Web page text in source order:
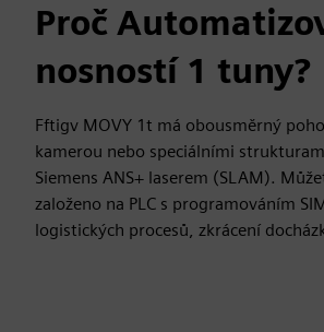
Proč
nosností 1 tuny?
Fftigv MOVY 1t má obousměrný
kamerou nebo speciálními
Siemens ANS+ laserem (SLAM).
založeno na PLC s programováním
logistických procesů, zkrácení